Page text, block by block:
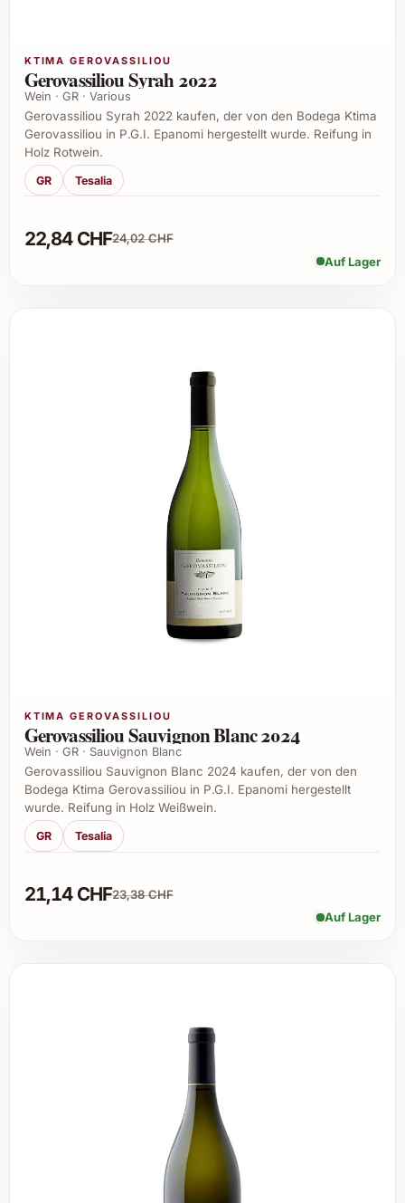
KTIMA GEROVASSILIOU
Gerovassiliou Syrah 2022
Wein · GR · Various
Gerovassiliou Syrah 2022 kaufen, der von den Bodega Ktima
Gerovassiliou in P.G.I. Epanomi hergestellt wurde. Reifung in
Holz Rotwein.
GR Tesalia
22,84 CHF24,02 CHF
Auf Lager
KTIMA GEROVASSILIOU
Gerovassiliou Sauvignon Blanc 2024
Wein · GR · Sauvignon Blanc
Gerovassiliou Sauvignon Blanc 2024 kaufen, der von den
Bodega Ktima Gerovassiliou in P.G.I. Epanomi hergestellt
wurde. Reifung in Holz Weißwein.
GR Tesalia
21,14 CHF23,38 CHF
Auf Lager